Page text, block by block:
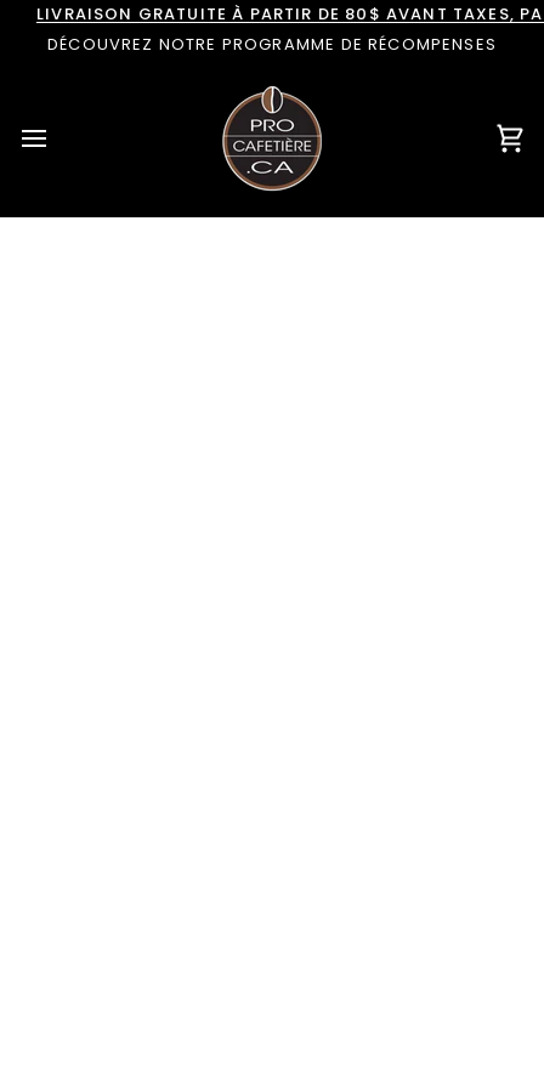
Passer
contenu
LIVRAISON GRATUITE À PARTIR DE 80$ AVANT TAXES,
DÉCOUVREZ NOTRE PROGRAMME DE RÉCOMPENSES